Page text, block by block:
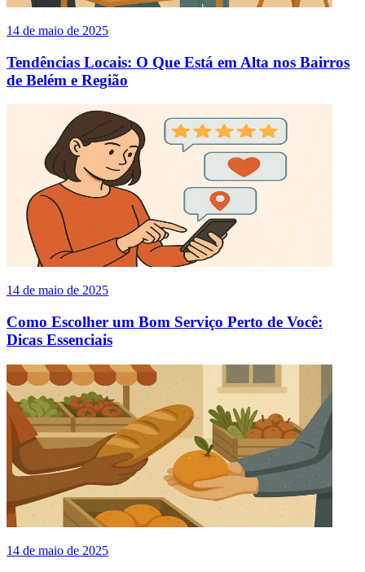
14 de maio de 2025
Tendências Locais: O Que Está em Alta nos Bairros
de Belém e Região
14 de maio de 2025
Como Escolher um Bom Serviço Perto de Você:
Dicas Essenciais
14 de maio de 2025